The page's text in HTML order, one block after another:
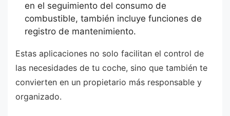
en el seguimiento del consumo de
combustible, también incluye funciones de
registro de mantenimiento.
Estas aplicaciones no solo facilitan el control de
las necesidades de tu coche, sino que también te
convierten en un propietario más responsable y
organizado.